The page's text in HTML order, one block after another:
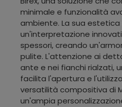
minimale e funzionalità
ambiente. La sua
un'interpretazione
spessori, creando
pulite. L'attenzione ai
ante e nei fianchi rialzati,
facilita l'apertura e
versatilità compositiva di
un'ampia